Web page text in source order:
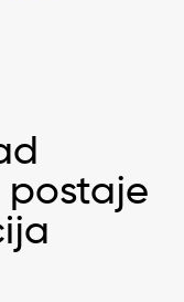
postaje